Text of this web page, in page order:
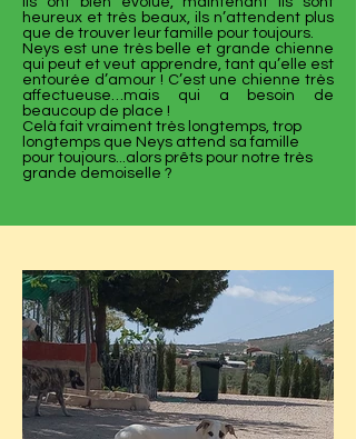
heureux et très beaux, ils n’attendent plus
que de trouver leur famille pour toujours.
Neys est une très belle et grande chienne
qui peut et veut apprendre, tant qu’elle est
entourée d’amour ! C’est une chienne très
affectueuse…mais qui a besoin de
beaucoup de place !
Celà fait vraiment très longtemps, trop
longtemps que Neys attend sa famille
pour toujours...alors prêts pour notre très
grande demoiselle ?